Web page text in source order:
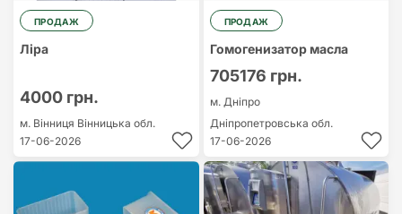
ПРОДАЖ
Ліра
4000 грн.
м. Вінниця Вінницька обл.
17-06-2026
ПРОДАЖ
Гомогенизатор масла
705176 грн.
м. Дніпро
Дніпропетровська обл.
17-06-2026